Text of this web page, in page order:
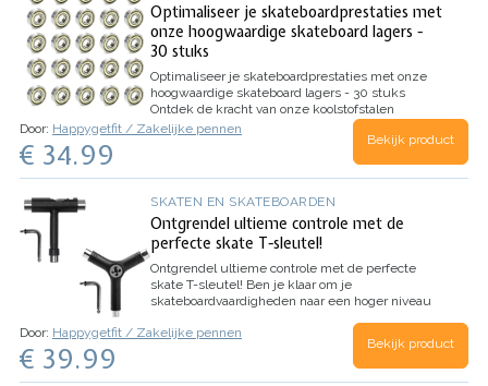
Optimaliseer je skateboardprestaties met
onze hoogwaardige skateboard lagers -
30 stuks
Optimaliseer je skateboardprestaties met onze
hoogwaardige skateboard lagers - 30 stuks
Ontdek de kracht van onze koolstofstalen
skateboard lagers, ontworpen voor
duurzaamheid en soepele prestaties, zelfs onder
zware belastingen. Met ons pakket van 30 stuks
Door: Happygetfit / Zakelijke pennen
€ 34.99 Bekijk product
SKATEN EN SKATEBOARDEN
Ontgrendel ultieme controle met de
perfecte skate T-sleutel!
Ontgrendel ultieme controle met de perfecte
skate T-sleutel! Ben je klaar om je
skateboardvaardigheden naar een hoger niveau
skate T-sleutel, de ultieme tool voor een soepele
Door: Happygetfit / Zakelijke pennen
€ 39.99 Bekijk product